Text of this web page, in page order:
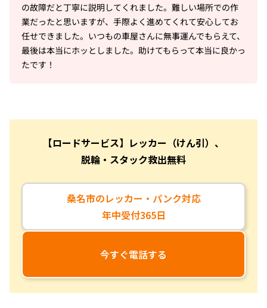
の故障だと丁寧に説明してくれました。難しい場所での作
業だったと思いますが、手際よく進めてくれて安心してお
任せできました。いつもの車屋さんに無事運んでもらえて、
最後は本当にホッとしました。助けてもらって本当に良かっ
たです！
【ロードサービス】レッカー（けん引）、
脱輪・スタック救出無料
桑名市のレッカー・パンク対応
年中受付365日
今すぐ電話する